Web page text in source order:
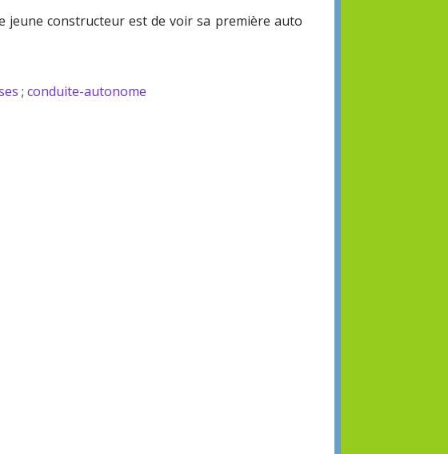
jeune constructeur est de voir sa première auto
;conduite-autonome